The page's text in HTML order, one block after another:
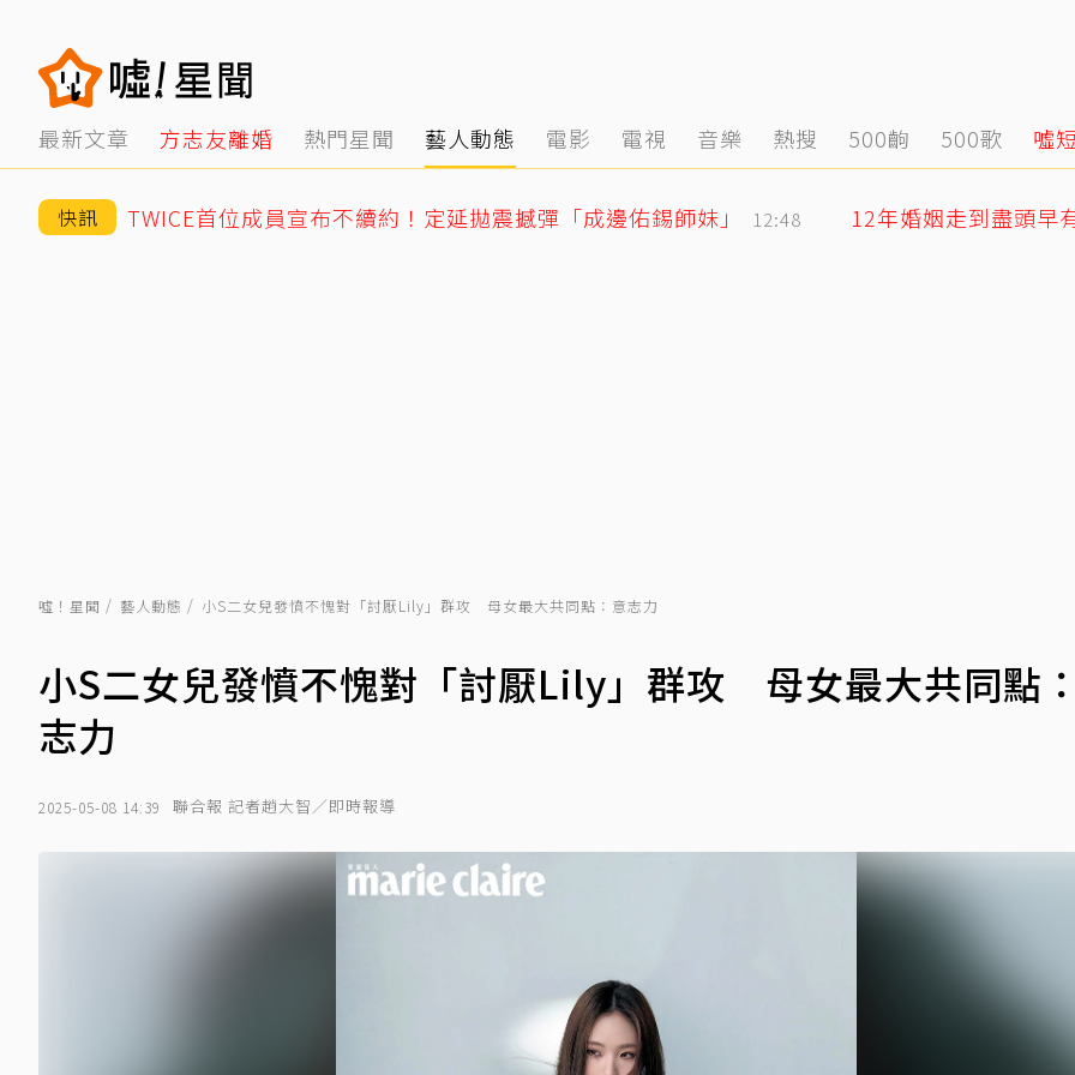
最新文章 方志友離婚 熱門星聞 藝人動態 電影 電視 音樂 熱搜 500齣 500歌 噓
快訊 TWICE首位成員宣布不續約！定延拋震撼彈「成邊佑錫師妹」 12:48
12年婚姻走到盡頭早
噓！星聞 藝人動態 小S二女兒發憤不愧對「討厭Lily」群攻 母女最大共同點：意志力
小S二女兒發憤不愧對「討厭Lily」群攻 母女最大共同點
志力
2025-05-08 14:39 聯合報 記者趙大智／即時報導